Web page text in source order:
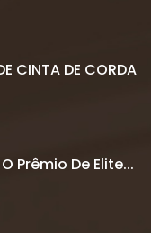
CINTA DE CORDA
Prêmio De Elite...